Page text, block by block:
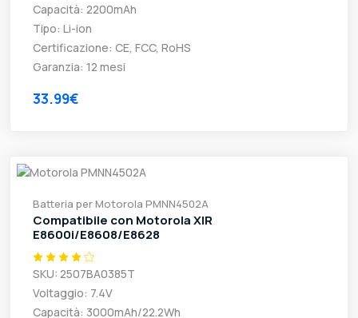
Capacità: 2200mAh
Tipo: Li-ion
Certificazione: CE, FCC, RoHS
Garanzia: 12 mesi
33.99€
Batteria per Motorola PMNN4502A
Compatibile con Motorola XIR
E8600i/E8608/E8628
SKU: 2507BA0385T
Voltaggio: 7.4V
Capacità: 3000mAh/22.2Wh